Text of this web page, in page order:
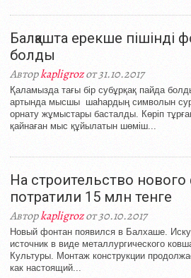
Балқашта ерекше пішінді
болды
Авторkapligrozот 31.10.2017
Қаламызда тағы бір субұрқақ пайда
артында мысшы шаһардың символын
орнату жұмыстары басталды. Көріп
қайнаған мыс құйылатын шөміш...
На строительство
потратили 15 млн тенге
Авторkapligrozот 30.10.2017
Новый фонтан появился в Балхаше.
источник в виде металлургического
Культуры. Монтаж конструкции
как настоящий...